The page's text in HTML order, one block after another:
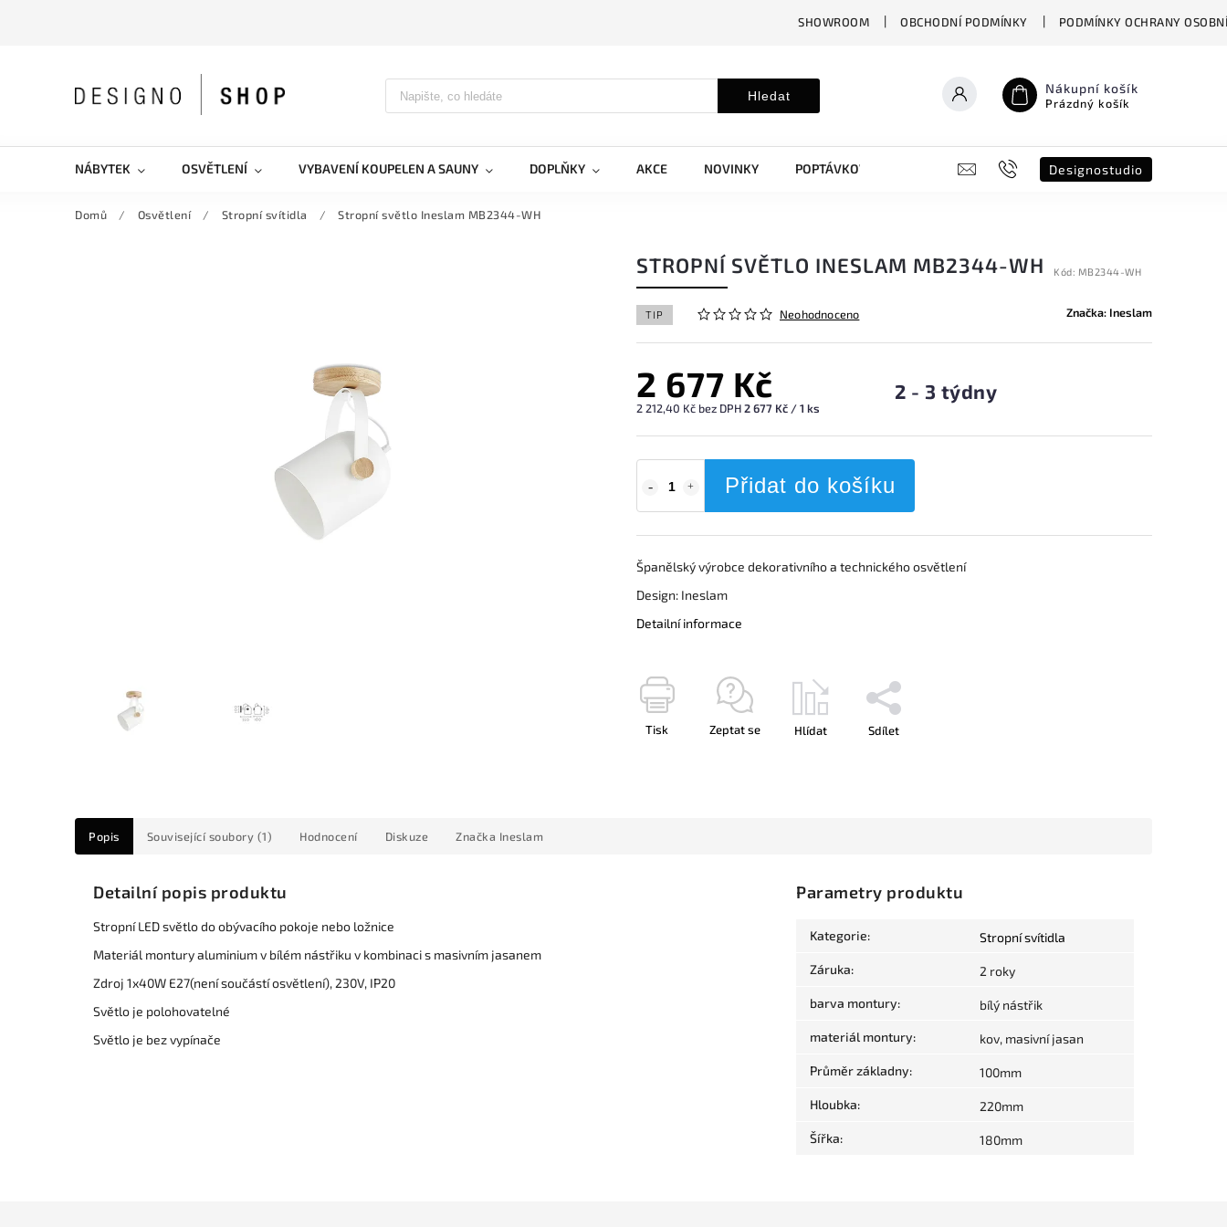
SHOWROOM OBCHODNÍ PODMÍNKY PODMÍNKY OCHRANY
Hledat Nákupní košík
Prázdný košík
NÁBYTEK OSVĚTLENÍ VYBAVENÍ KOUPELEN A SAUNY DOPLŇKY AKCE NOVINKY POPTÁVKOVÝ FORMULÁŘ B2B SHOWROOM
Designostudio
Domů / Osvětlení / Stropní svítidla / Stropní světlo Ineslam MB2344-WH
STROPNÍ SVĚTLO INESLAM MB2344-WH Kód: MB2344-WH
TIP Neohodnoceno Značka: Ineslam
2 677 Kč
2 212,40 Kč bez DPH2 677 Kč / 1 ks
2 - 3 týdny
Přidat do košíku
Španělský výrobce dekorativního a technického osvětlení
Design: Ineslam
Detailní informace
Tisk Zeptat se Hlídat Sdílet
Popis Související soubory (1) Hodnocení Diskuze Značka Ineslam
Detailní popis produktu
Stropní LED světlo do obývacího pokoje nebo ložnice
Materiál montury aluminium v bílém nástřiku v kombinaci s masivním jasanem
Zdroj 1x40W E27(není součástí osvětlení), 230V, IP20
Světlo je polohovatelné
Světlo je bez vypínače
Parametry produktu
Kategorie: Stropní svítidla
Záruka: 2 roky
barva montury: bílý nástřik
materiál montury: kov, masivní jasan
Průměr základny: 100mm
Hloubka: 220mm
Šířka: 180mm